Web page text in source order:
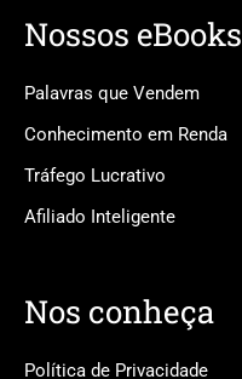
Nossos eBooks
Palavras que Vendem
Conhecimento em Renda
Tráfego Lucrativo
Afiliado Inteligente
Nos conheça
Política de Privacidade